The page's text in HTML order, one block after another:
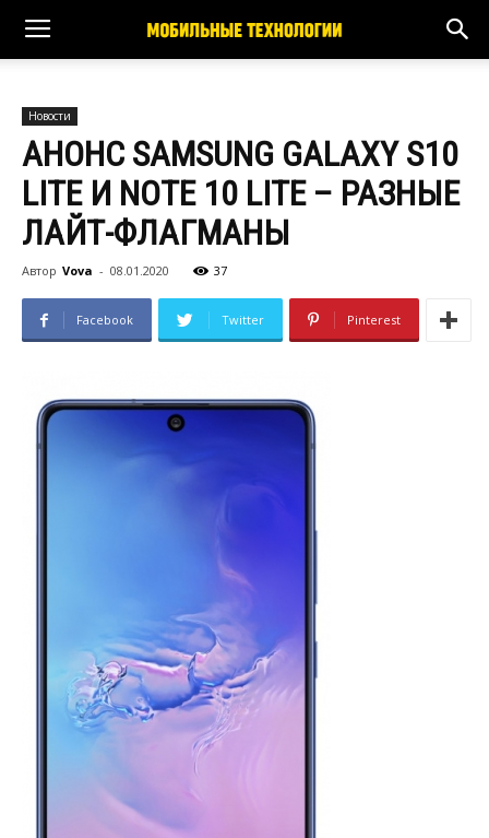
Новости
АНОНС SAMSUNG GALAXY S10
LITE И NOTE 10 LITE – РАЗНЫЕ
ЛАЙТ-ФЛАГМАНЫ
Автор Vova - 08.01.2020 37
Facebook Twitter Pinterest